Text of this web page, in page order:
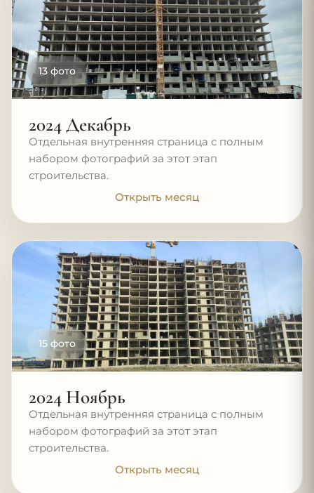
13 фото
2024 Декабрь
Отдельная внутренняя страница с полным
набором фотографий за этот этап
строительства.
Открыть месяц
15 фото
2024 Ноябрь
Отдельная внутренняя страница с полным
набором фотографий за этот этап
строительства.
Открыть месяц